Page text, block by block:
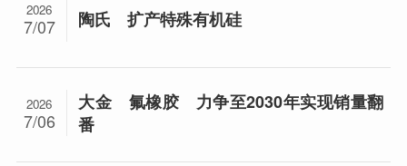
陶氏 扩产特殊有机硅
2026
7/07
大金 氟橡胶 力争至2030年实现销量翻
番
2026
7/06